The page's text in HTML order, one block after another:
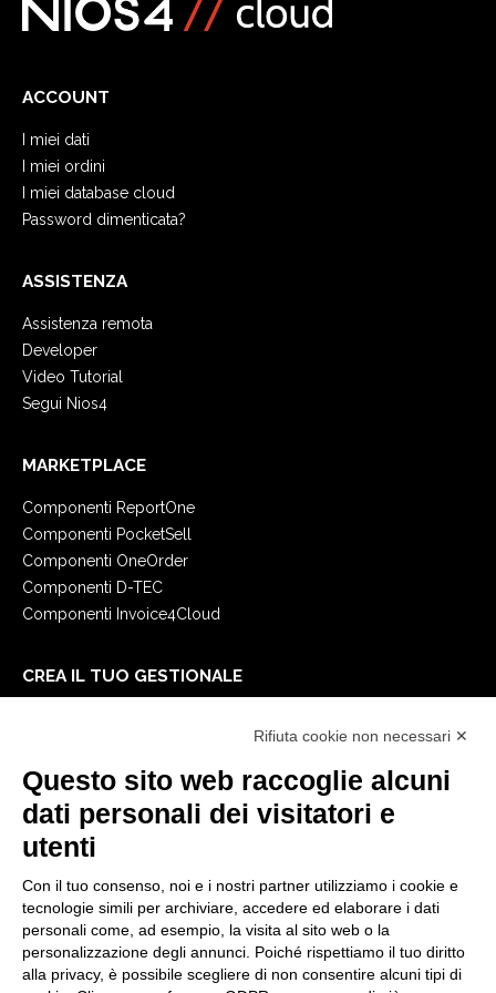
ACCOUNT
I miei dati
I miei ordini
I miei database cloud
Password dimenticata?
ASSISTENZA
Assistenza remota
Developer
Video Tutorial
Segui Nios4
MARKETPLACE
Componenti ReportOne
Componenti PocketSell
Componenti OneOrder
Componenti D-TEC
Componenti Invoice4Cloud
CREA IL TUO GESTIONALE
E-Book
Blog
NOTE LEGALI
Informative Privacy
Security Policy
Documentazione contrattuale e GDPR
Condizioni generali di fornitura
Rifiuta cookie non necessari ✕
Questo sito web raccoglie alcuni
dati personali dei visitatori e
utenti
Con il tuo consenso, noi e i nostri partner utilizziamo i cookie e
tecnologie simili per archiviare, accedere ed elaborare i dati
personali come, ad esempio, la visita al sito web o la
personalizzazione degli annunci. Poiché rispettiamo il tuo diritto
alla privacy, è possibile scegliere di non consentire alcuni tipi di